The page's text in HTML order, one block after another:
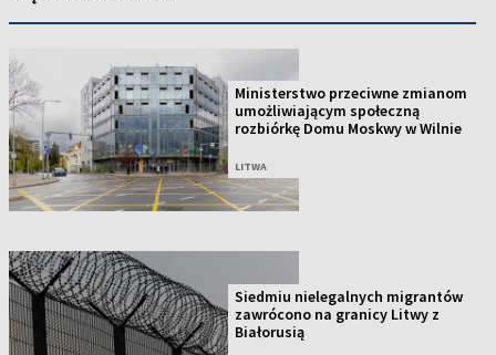
Ministerstwo przeciwne zmianom
umożliwiającym społeczną
rozbiórkę Domu Moskwy w Wilnie
LITWA
Siedmiu nielegalnych migrantów
zawrócono na granicy Litwy z
Białorusią